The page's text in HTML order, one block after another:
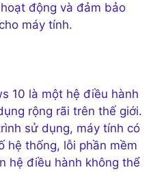
động và đảm bảo
máy tính.
10 là một hệ điều hành
rộng rãi trên thế giới.
sử dụng, máy tính có
hệ thống, lỗi phần mềm
hệ điều hành không thể